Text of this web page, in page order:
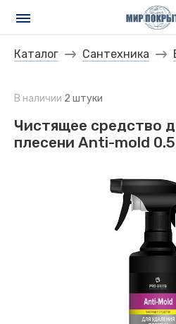
Каталог Сантехника
В наличии 2 штуки
Чистящее средство
плесени Anti-mold